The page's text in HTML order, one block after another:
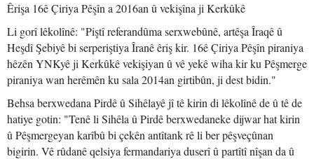
Êrişa 16ê Çiriya Pêşîn a 2016an û vekişîna ji Kerkûkê
Li gorî lêkolînê: "Piştî referandûma serxwebûnê, artêşa Îraqê û
Heşdî Şebiyê bi serperiştiya Îranê êriş kir. 16ê Çiriya Pêşîn piraniya
hêzên YNKyê ji Kerkûkê vekişiyan û vê yekê wiha kir ku Pêşmerge
piraniya wan herêmên ku sala 2014an girtibûn, ji dest bidin."
Behsa berxwedana Pirdê û Sihêlayê jî tê kirin di lêkolînê de û tê de
hatiye gotin: "Tenê li Sihêla û Pirdê berxwedaneke dijwar hat kirin
û Pêşmergeyan karîbû bi çekên antîtank rê li ber pêşveçûnan
bigirin. Vê rûdanê qelsiya fermandariya duserî û partîtî nîşan da û